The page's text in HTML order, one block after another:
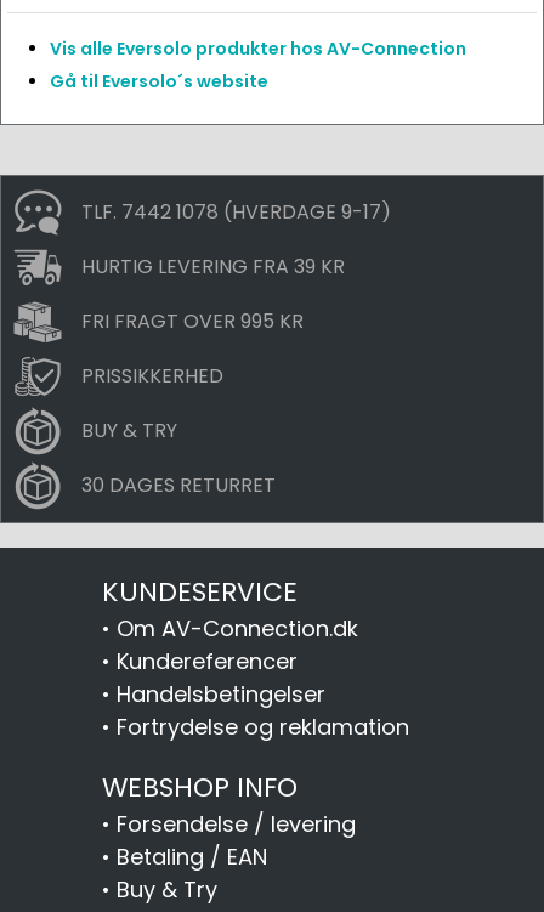
Vis alle Eversolo produkter hos AV-Connection
Gå til Eversolo´s website
TLF. 7442 1078 (HVERDAGE 9-17)
HURTIG LEVERING FRA 39 KR
FRI FRAGT OVER 995 KR
PRISSIKKERHED
BUY & TRY
30 DAGES RETURRET
KUNDESERVICE
• Om AV-Connection.dk
• Kundereferencer
• Handelsbetingelser
• Fortrydelse og reklamation
WEBSHOP INFO
• Forsendelse / levering
• Betaling / EAN
• Buy & Try